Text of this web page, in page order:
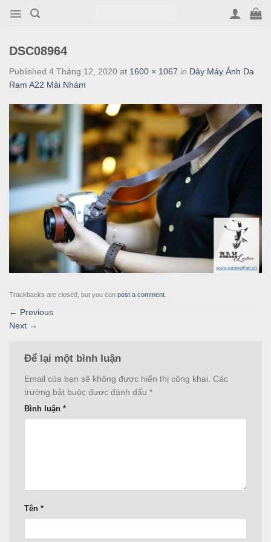
DSC08964
Published 4 Tháng 12, 2020 at 1600 × 1067 in Dây Máy Ảnh Da
Ram A22 Mài Nhám
Trackbacks are closed, but you can post a comment
← Previous
Next →
Để lại một bình luận
Email của bạn sẽ không được hiển thị công khai. Các
trường bắt buộc được đánh dấu *
Bình luận *
Tên *